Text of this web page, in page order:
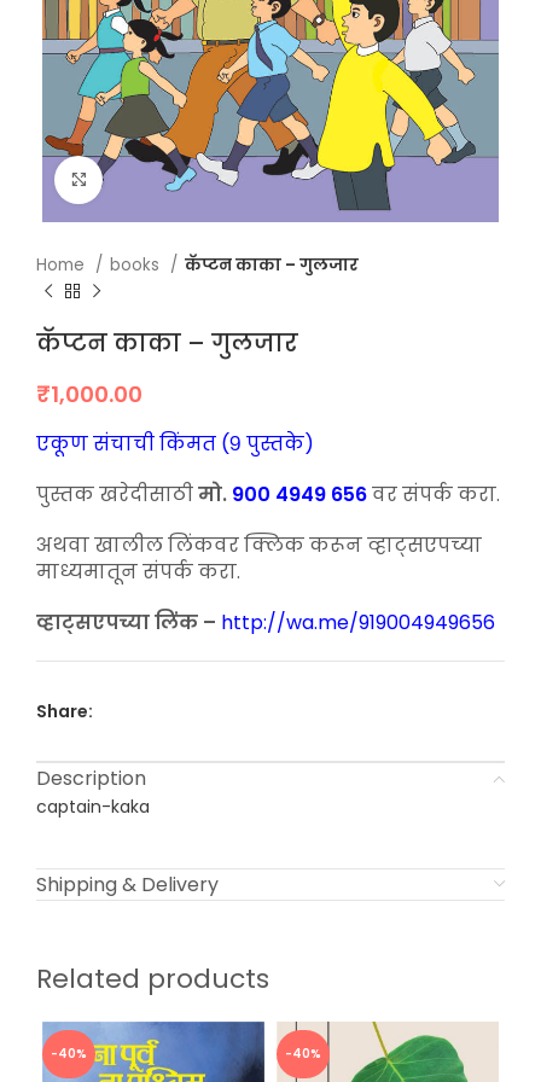
Click to enlarge
Home books कॅप्टन काका – गुलजार
कॅप्टन काका – गुलजार
₹1,000.00
एकूण संचाची किंमत (९ पुस्तके)
पुस्तक खरेदीसाठीमो. 900 4949 656वर संपर्क करा.
अथवा खालील लिंकवर क्लिक करून व्हाट्सएपच्या
माध्यमातून संपर्क करा.
व्हाट्सएपच्या लिंक – http://wa.me/919004949656
Share:
Description
captain-kaka
Shipping & Delivery
Related products
-40% -40%